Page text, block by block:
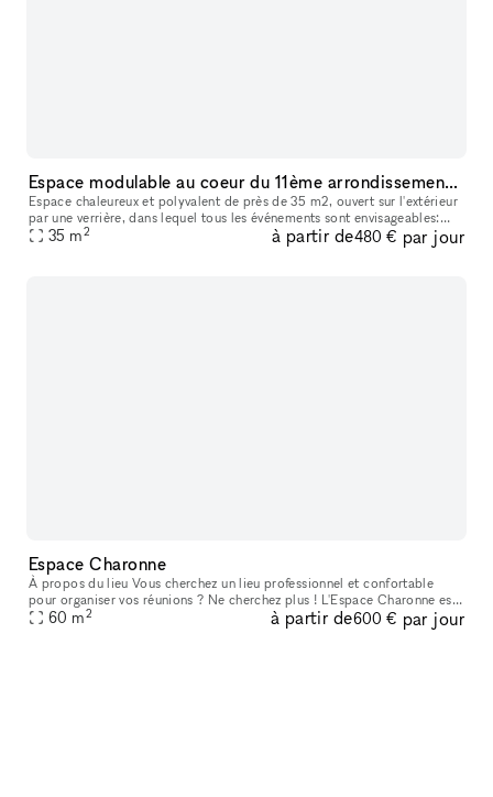
Espace modulable au coeur du 11ème arrondissement de Paris
Espace chaleureux et polyvalent de près de 35 m2, ouvert sur l'extérieur
par une verrière, dans lequel tous les événements sont envisageables:
formations, séminaires, ateliers, projections, expositio
35 m2 à partir de480 € par jour
Espace Charonne
À propos du lieu Vous cherchez un lieu professionnel et confortable
pour organiser vos réunions ? Ne cherchez plus ! L'Espace Charonne est
un ancien atelier de confection, complètement refait à neuf
60 m2 à partir de600 € par jour